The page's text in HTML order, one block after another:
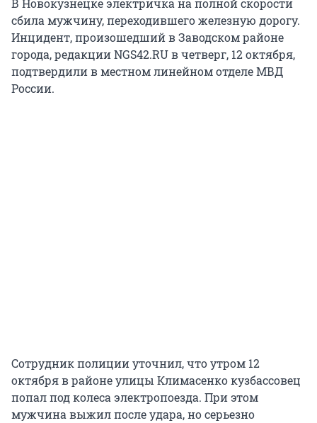
В Новокузнецке электричка на полной скорости
сбила мужчину, переходившего железную дорогу.
Инцидент, произошедший в Заводском районе
города, редакции NGS42.RU в четверг, 12 октября,
подтвердили в местном линейном отделе МВД
России.
Сотрудник полиции уточнил, что утром 12
октября в районе улицы Климасенко кузбассовец
попал под колеса электропоезда. При этом
мужчина выжил после удара, но серьезно